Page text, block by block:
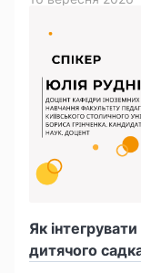
Як
дитячого